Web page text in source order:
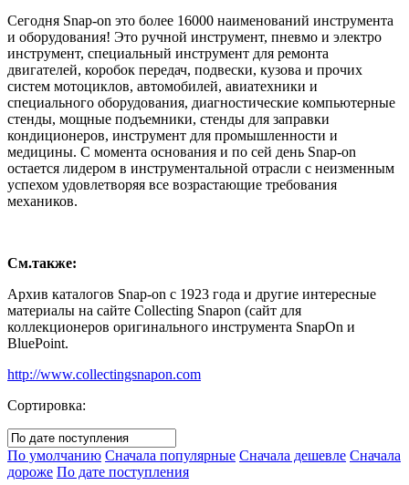
Сегодня Snap-on это более 16000 наименований инструмента
и оборудования! Это ручной инструмент, пневмо и электро
инструмент, специальный инструмент для ремонта
двигателей, коробок передач, подвески, кузова и прочих
систем мотоциклов, автомобилей, авиатехники и
специального оборудования, диагностические компьютерные
стенды, мощные подъемники, стенды для заправки
кондиционеров, инструмент для промышленности и
медицины. С момента основания и по сей день Snap-on
остается лидером в инструментальной отрасли с неизменным
успехом удовлетворяя все возрастающие требования
механиков.
См.также:
Архив каталогов Snap-on с 1923 года и другие интересные
материалы на сайте Collecting Snapon (сайт для
коллекционеров оригинального инструмента SnapOn и
BluePoint.
http://www.collectingsnapon.com
Сортировка:
По умолчанию Сначала популярные Сначала дешевле Сначала
дороже По дате поступления